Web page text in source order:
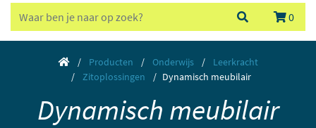
0
Producten Onderwijs
Leerkracht
Zitoplossingen
Dynamisch meubilair
Dynamisch meubilair